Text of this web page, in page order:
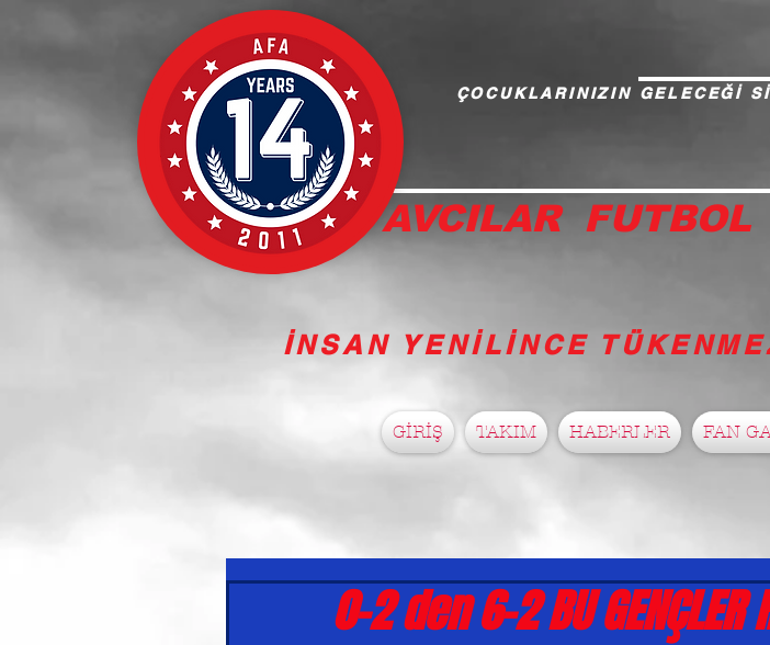
ÇOCUKLARINIZIN GELECEĞİ
AVCILAR
İNSAN YENİLİNCE
GİRİŞ TAKIM HABERLER FAN
0-2 den 6-2 BU GENÇLER